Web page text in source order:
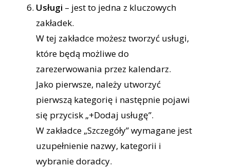
Usługi – jest to jedna z kluczowych
zakładek.
W tej zakładce możesz tworzyć usługi,
które będą możliwe do
zarezerwowania przez kalendarz.
Jako pierwsze, należy utworzyć
pierwszą kategorię i następnie pojawi
się przycisk „+Dodaj usługę”.
W zakładce „Szczegóły” wymagane jest
uzupełnienie nazwy, kategorii i
wybranie doradcy.